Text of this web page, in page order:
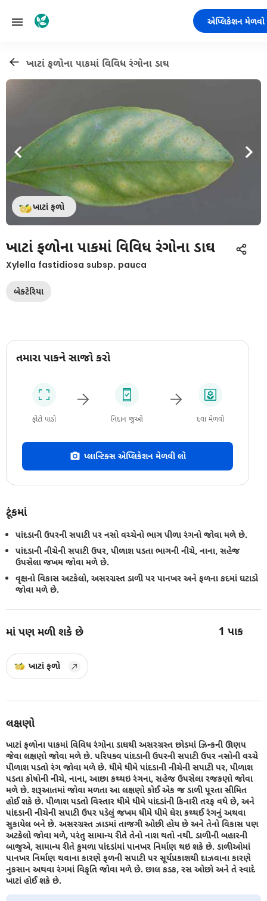
એપ્લિકેશન મેળવો
ખાટાં ફળોના પાકમાં વિવિધ રંગોના ડાઘ
ખાટાં ફળો
ખાટાં ફળોના પાકમાં વિવિધ રંગોના ડાઘ
Xylella fastidiosa subsp. pauca
બેક્ટેરિયા
તમારા પાકને સાજો કરો
ફોટો પાડો નિદાન જુઓ દવા મેળવો
પ્લાન્ટિક્સ એપ્લિકેશન મેળવી લો
ટૂંકમાં
પાંદડાની ઉપરની સપાટી પર નસો વચ્ચેનો ભાગ પીળા રંગનો જોવા મળે છે.
પાંદડાની નીચેની સપાટી ઉપર, પીળાશ પડતા ભાગની નીચે, નાના, સહેજ
ઉપસેલા જખમ જોવા મળે છે.
વૃક્ષનો વિકાસ અટકેલો, અસરગ્રસ્ત ડાળી પર પાનખર અને ફળના કદમાં ઘટાડો
જોવા મળે છે.
માં પણ મળી શકે છે 1 પાક
ખાટાં ફળો
લક્ષણો
ખાટાં ફળોના પાકમાં વિવિધ રંગોના ડાઘથી અસરગ્રસ્ત છોડમાં ઝિન્કની ઊણપ
જેવા લક્ષણો જોવા મળે છે. પરિપક્વ પાંદડાની ઉપરની સપાટી ઉપર નસોની વચ્ચે
પીળાશ પડતો રંગ જોવા મળે છે. ધીમે ધીમે પાંદડાની નીચેની સપાટી પર, પીળાશ
પડતા કોષોની નીચે, નાના, આછા કથ્થઇ રંગના, સહેજ ઉપસેલા રજકણો જોવા
મળે છે. શરૂઆતમાં જોવા મળતા આ લક્ષણો કોઈ એક જ ડાળી પૂરતા સીમિત
હોઈ શકે છે. પીળાશ પડતો વિસ્તાર ધીમે ધીમે પાંદડાંની કિનારી તરફ વધે છે, અને
પાંદડાની નીચેની સપાટી ઉપર પડેલું જખમ ધીમે ધીમે ઘેરા કથ્થઈ રંગનું અથવા
સુકાયેલ બને છે. અસરગ્રસ્ત ઝાડમાં તાજગી ઓછી હોય છે અને તેનો વિકાસ પણ
અટકેલો જોવા મળે, પરંતુ સામાન્ય રીતે તેનો નાશ થતો નથી. ડાળીની બહારની
બાજુએ, સામાન્ય રીતે કુમળા પાંદડાંમાં પાનખર નિર્માણ થઇ શકે છે. ડાળીઓમાં
પાનખર નિર્માણ થવાના કારણે ફળની સપાટી પર સૂર્યપ્રકાશથી દાઝવાના કારણે
નુકસાન અથવા રંગમાં વિકૃતિ જોવા મળે છે. છાલ કડક, રસ ઓછો અને તે સ્વાદે
ખાટાં હોઈ શકે છે.